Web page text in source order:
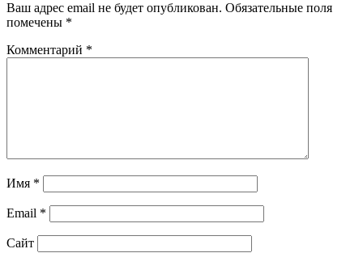
Ваш адрес email не будет опубликован. Обязательные поля
помечены *
Комментарий *
Имя *
Email *
Сайт